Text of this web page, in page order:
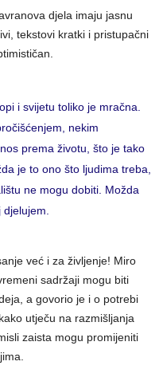
djela imaju jasnu
tekstovi kratki i pristupačni
i svijetu toliko je mračna.
nekim
prema životu, što je tako
je to ono što ljudima treba,
ne mogu dobiti. Možda
djelujem.
već i za življenje! Miro
sadržaji mogu biti
a govorio je i o potrebi
utječu na razmišljanja
zaista mogu promijeniti